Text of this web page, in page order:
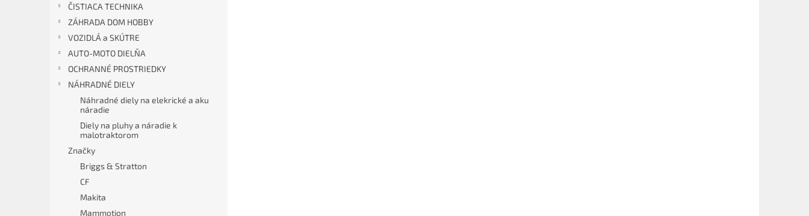
ČISTIACA TECHNIKA
ZÁHRADA DOM HOBBY
VOZIDLÁ a SKÚTRE
AUTO-MOTO DIELŇA
OCHRANNÉ PROSTRIEDKY
NÁHRADNÉ DIELY
Náhradné diely na elekrické a aku
náradie
Diely na pluhy a náradie k
malotraktorom
Značky
Briggs & Stratton
CF
Makita
Mammotion